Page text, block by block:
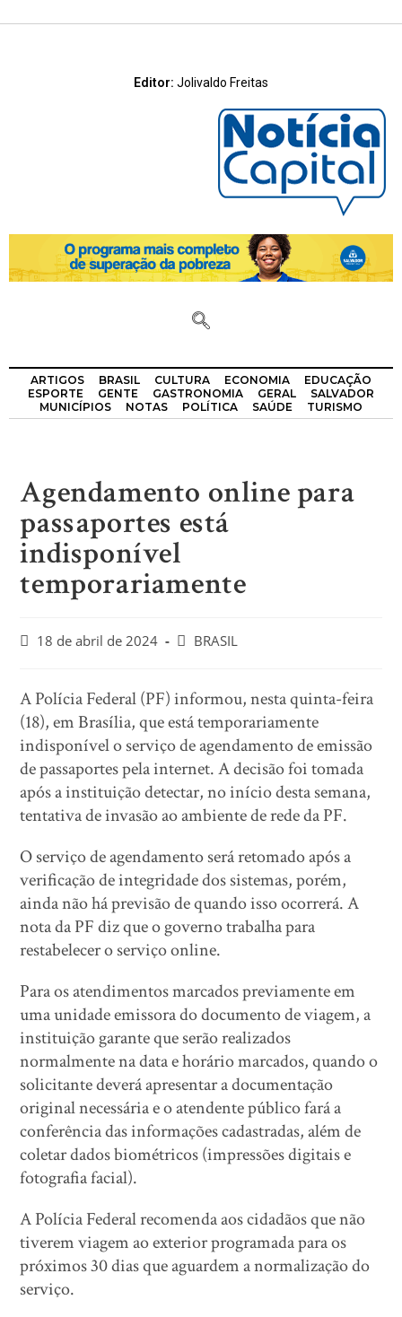
Editor: Jolivaldo Freitas
ARTIGOS BRASIL CULTURA ECONOMIA
EDUCAÇÃO
ESPORTE
GENTE GASTRONOMIA GERAL
SALVADOR
MUNICÍPIOS
NOTAS POLÍTICA SAÚDE TURISMO
Agendamento online para
passaportes está
indisponível
temporariamente
18 de abril de 2024 BRASIL
A Polícia Federal (PF) informou, nesta quinta-feira
(18), em Brasília, que está temporariamente
indisponível o serviço de agendamento de emissão
de passaportes pela internet. A decisão foi tomada
após a instituição detectar, no início desta semana,
tentativa de invasão ao ambiente de rede da PF.
O serviço de agendamento será retomado após a
verificação de integridade dos sistemas, porém,
ainda não há previsão de quando isso ocorrerá. A
nota da PF diz que o governo trabalha para
restabelecer o serviço online.
Para os atendimentos marcados previamente em
uma unidade emissora do documento de viagem, a
instituição garante que serão realizados
normalmente na data e horário marcados, quando o
solicitante deverá apresentar a documentação
original necessária e o atendente público fará a
conferência das informações cadastradas, além de
coletar dados biométricos (impressões digitais e
fotografia facial).
A Polícia Federal recomenda aos cidadãos que não
tiverem viagem ao exterior programada para os
próximos 30 dias que aguardem a normalização do
serviço.